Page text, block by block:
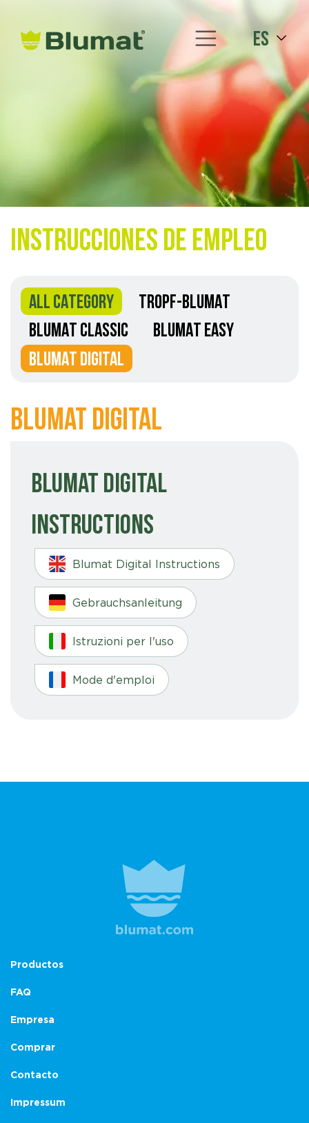
es
Instrucciones de empleo
ALL CATEGORY
TROPF-BLUMAT
BLUMAT CLASSIC
BLUMAT EASY
BLUMAT DIGITAL
Blumat Digital
Blumat Digital
Instructions
Blumat Digital Instructions
Gebrauchsanleitung
Istruzioni per l'uso
Mode d'emploi
Productos
FAQ
Empresa
Comprar
Contacto
Impressum